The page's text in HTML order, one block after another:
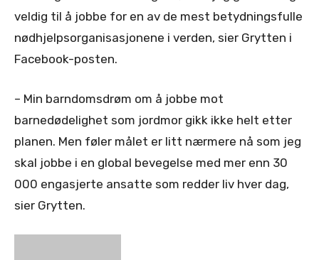
veldig til å jobbe for en av de mest betydningsfulle
nødhjelpsorganisasjonene i verden, sier Grytten i
Facebook-posten.
– Min barndomsdrøm om å jobbe mot
barnedødelighet som jordmor gikk ikke helt etter
planen. Men føler målet er litt nærmere nå som jeg
skal jobbe i en global bevegelse med mer enn 30
000 engasjerte ansatte som redder liv hver dag,
sier Grytten.